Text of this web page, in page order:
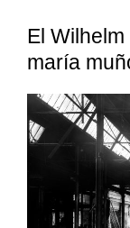
El
maría